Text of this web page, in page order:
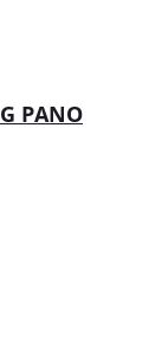
PANO